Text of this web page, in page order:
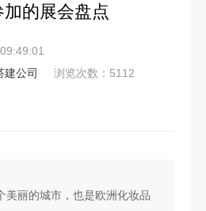
的展会盘点
建公司
浏览次数：5112
美丽的城市，也是欧洲化妆品